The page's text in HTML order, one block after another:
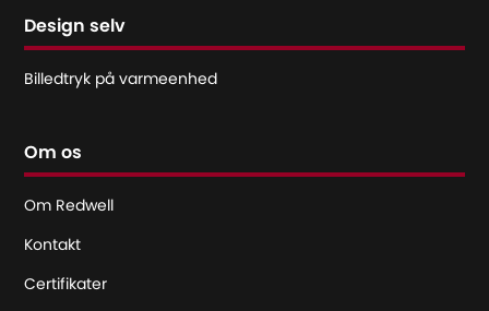
Design selv
Billedtryk på varmeenhed
Om os
Om Redwell
Kontakt
Certifikater